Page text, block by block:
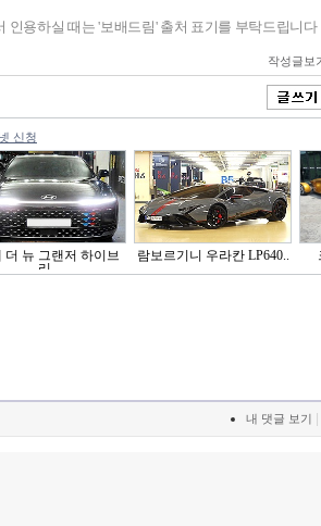
인용하실 때는 '보배드림' 출처 표기를 부탁드립니다
작성글보
신청
더 뉴 그랜저 하이브
리..
람보르기니 우라칸 LP640..
내 댓글 보기